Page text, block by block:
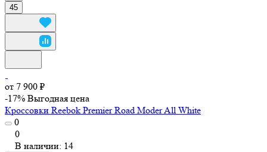
45
от 7 900 ₽
-17% Выгодная цена
Кроссовки Reebok Premier Road Moder All White
0
0
В наличии: 14